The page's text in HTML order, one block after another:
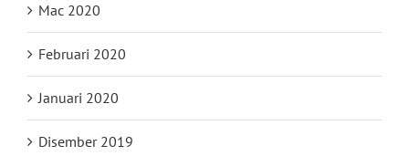
Mac 2020
Februari 2020
Januari 2020
Disember 2019